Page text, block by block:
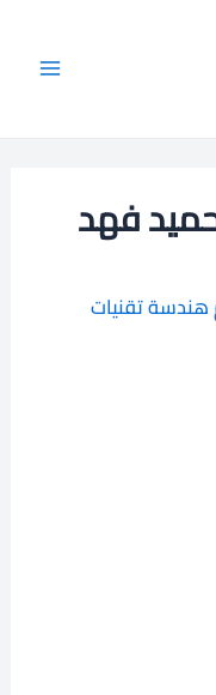
علاء حميد فهد
تقنيات